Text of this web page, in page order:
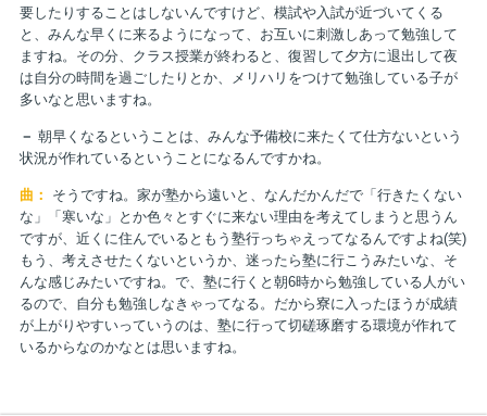
要したりすることはしないんですけど、模試や入試が近づいてくる
と、みんな早くに来るようになって、お互いに刺激しあって勉強して
ますね。その分、クラス授業が終わると、復習して夕方に退出して夜
は自分の時間を過ごしたりとか、メリハリをつけて勉強している子が
多いなと思いますね。
－ 朝早くなるということは、みんな予備校に来たくて仕方ないという
状況が作れているということになるんですかね。
曲：
そうですね。家が塾から遠いと、なんだかんだで「行きたくない
な」「寒いな」とか色々とすぐに来ない理由を考えてしまうと思うん
ですが、近くに住んでいるともう塾行っちゃえってなるんですよね(笑)
もう、考えさせたくないというか、迷ったら塾に行こうみたいな、そ
んな感じみたいですね。で、塾に行くと朝6時から勉強している人がい
るので、自分も勉強しなきゃってなる。だから寮に入ったほうが成績
が上がりやすいっていうのは、塾に行って切磋琢磨する環境が作れて
いるからなのかなとは思いますね。